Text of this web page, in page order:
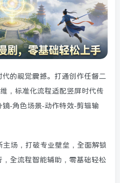
的视觉震撼。打通创作任督二
，标准化流程适配竖屏时代传
-角色场景-动作特效-剪辑输
场，打破专业壁垒，全面解锁
全流程智能辅助，零基础轻松